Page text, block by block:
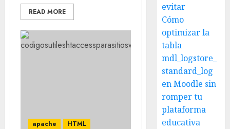
READ MORE
apache
HTML
evitar
Cómo
optimizar la
tabla
mdl_logstore_
standard_log
en Moodle sin
romper tu
plataforma
educativa